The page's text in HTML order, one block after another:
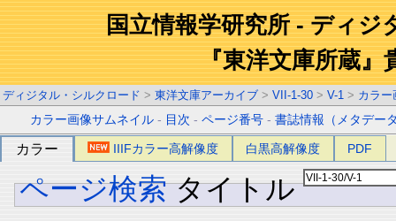
国立情報学研究所 - ディジ
『東洋文庫所蔵』
ディジタル・シルクロード > 東洋文庫アーカイブ > VII-1-30 > V-1 > カラー
カラー画像サムネイル - 目次 -ページ番号 -書誌情報（メタデー
カラー IIIFカラー高解像度 白黒高解像度 PDF
ページ検索 タイトル